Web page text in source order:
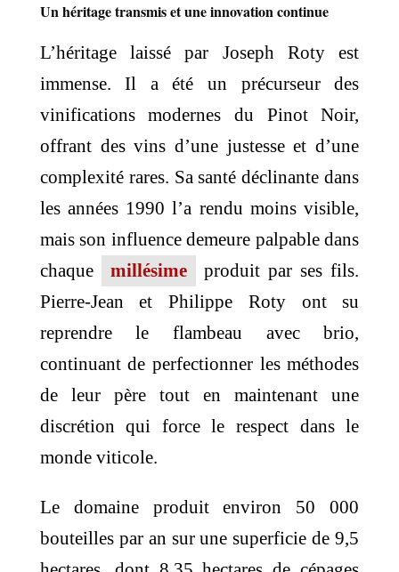
Un héritage transmis et une innovation continue
L’héritage laissé par Joseph Roty est
immense. Il a été un précurseur des
vinifications modernes du Pinot Noir,
offrant des vins d’une justesse et d’une
complexité rares. Sa santé déclinante dans
les années 1990 l’a rendu moins visible,
mais son influence demeure palpable dans
chaque
millésime
produit par ses fils.
Pierre-Jean et Philippe Roty ont su
reprendre le flambeau avec brio,
continuant de perfectionner les méthodes
de leur père tout en maintenant une
discrétion qui force le respect dans le
monde viticole.
Le domaine produit environ 50 000
bouteilles par an sur une superficie de 9,5